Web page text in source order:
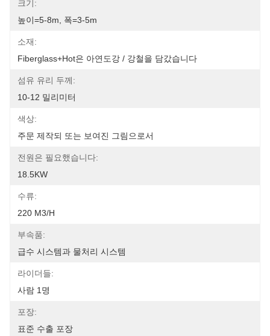
크기:
높이=5-8m, 폭=3-5m
소재:
Fiberglass+Hot은 아연도강 / 강철을 담갔습니다
섬유 유리 두께:
10-12 밀리미터
색상:
주문 제작되 또는 보여진 그림으로서
전원은 필요했습니다:
18.5KW
수류:
220 M3/h
부속품:
급수 시스템과 물처리 시스템
라이더들:
사람 1명
포장:
표준 수출 포장